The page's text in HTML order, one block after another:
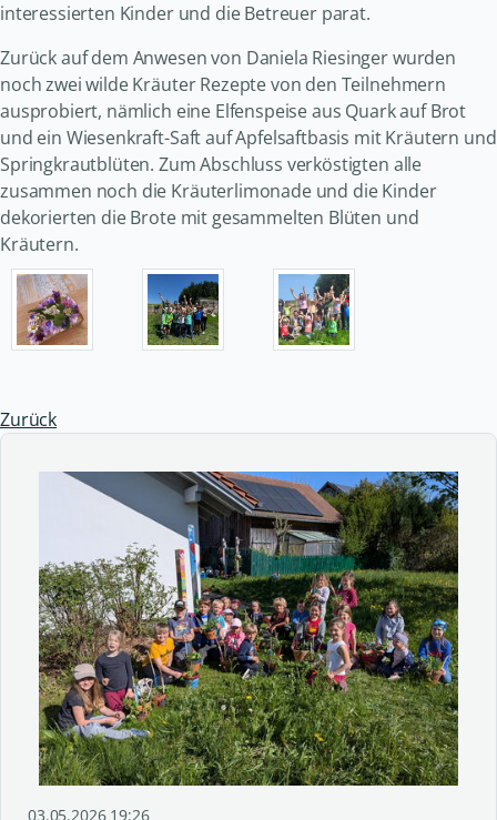
interessierten Kinder und die Betreuer parat.
Zurück auf dem Anwesen von Daniela Riesinger wurden
noch zwei wilde Kräuter Rezepte von den Teilnehmern
ausprobiert, nämlich eine Elfenspeise aus Quark auf Brot
und ein Wiesenkraft-Saft auf Apfelsaftbasis mit Kräutern und
Springkrautblüten. Zum Abschluss verköstigten alle
zusammen noch die Kräuterlimonade und die Kinder
dekorierten die Brote mit gesammelten Blüten und
Kräutern.
Zurück
03.05.2026 19:26